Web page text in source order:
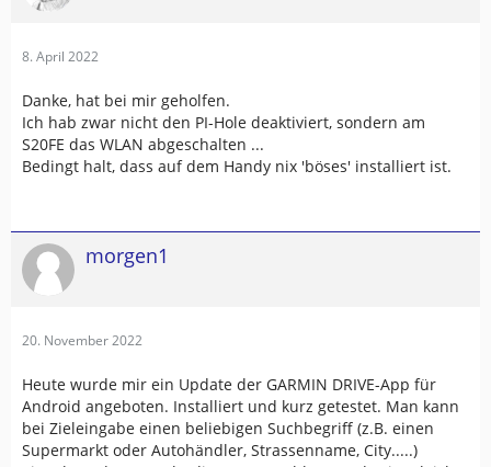
8. April 2022
Danke, hat bei mir geholfen.
Ich hab zwar nicht den PI-Hole deaktiviert, sondern am
S20FE das WLAN abgeschalten ...
Bedingt halt, dass auf dem Handy nix 'böses' installiert ist.
morgen1
20. November 2022
Heute wurde mir ein Update der GARMIN DRIVE-App für
Android angeboten. Installiert und kurz getestet. Man kann
bei Zieleingabe einen beliebigen Suchbegriff (z.B. einen
Supermarkt oder Autohändler, Strassenname, City.....)